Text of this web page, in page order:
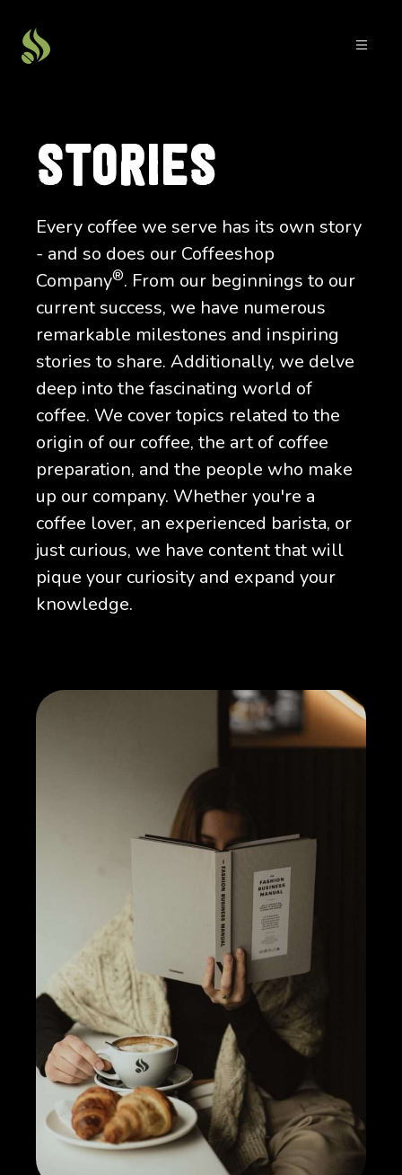
STORIES
Every coffee we serve has its own story
- and so does our Coffeeshop
Company®. From our beginnings to our
current success, we have numerous
remarkable milestones and inspiring
stories to share. Additionally, we delve
deep into the fascinating world of
coffee. We cover topics related to the
origin of our coffee, the art of coffee
preparation, and the people who make
up our company. Whether you're a
coffee lover, an experienced barista, or
just curious, we have content that will
pique your curiosity and expand your
knowledge.